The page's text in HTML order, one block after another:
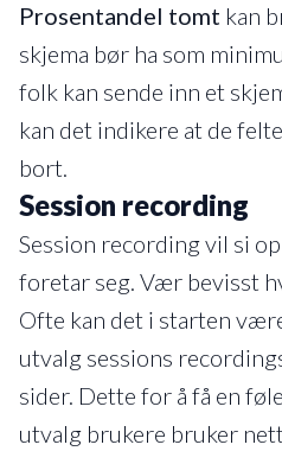
Prosentandel tomt kan
skjema bør ha som
folk kan sende inn et
kan det indikere at de
bort.
Session recording
Session recording vil si
foretar seg. Vær bevisst
Ofte kan det i starten
utvalg sessions
sider. Dette for å få en
utvalg brukere bruker